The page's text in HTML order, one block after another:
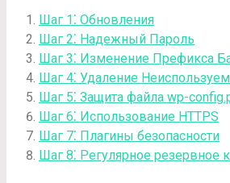
Шаг 1⁚ Обновления
Шаг 2⁚ Надежный Пароль
Шаг 3⁚ Изменение Префикса
Шаг 4⁚ Удаление
Шаг 5⁚ Защита файла wp-
Шаг 6⁚ Использование HTTPS
Шаг 7⁚ Плагины безопасности
Шаг 8⁚ Регулярное резервное